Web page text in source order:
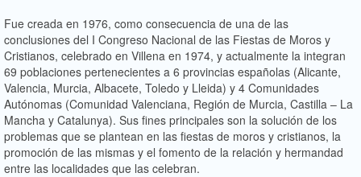
Fue creada en 1976, como consecuencia de una de las
conclusiones del I Congreso Nacional de las Fiestas de Moros y
Cristianos, celebrado en Villena en 1974, y actualmente la integran
69 poblaciones pertenecientes a 6 provincias españolas (Alicante,
Valencia, Murcia, Albacete, Toledo y Lleida) y 4 Comunidades
Autónomas (Comunidad Valenciana, Región de Murcia, Castilla – La
Mancha y Catalunya). Sus fines principales son la solución de los
problemas que se plantean en las fiestas de moros y cristianos, la
promoción de las mismas y el fomento de la relación y hermandad
entre las localidades que las celebran.